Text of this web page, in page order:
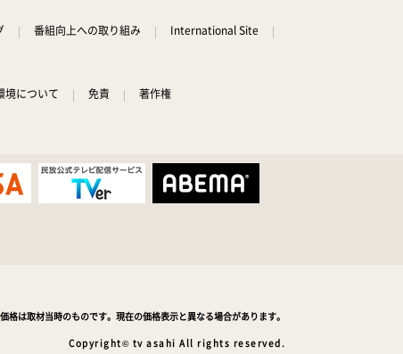
番組向上への取り組み
International Site
境について 免責 著作権
格は取材当時のものです。現在の価格表示と異なる場合があります。
Copyright© tv asahi All rights reserved.